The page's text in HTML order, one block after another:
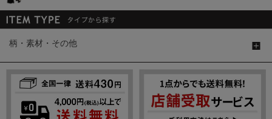
柄・素材・その他